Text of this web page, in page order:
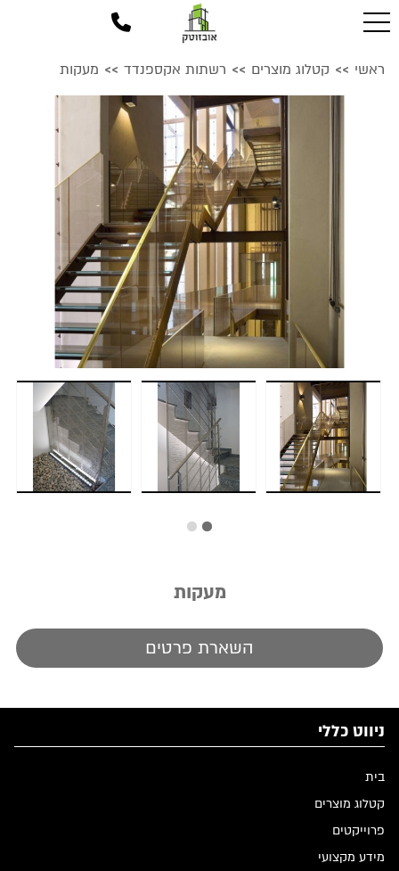
ראשי >> קטלוג מוצרים >> רשתות אקספנדד >> מעקות
מעקות
השארת פרטים
ניווט כללי
בית
קטלוג מוצרים
פרוייקטים
מידע מקצועי